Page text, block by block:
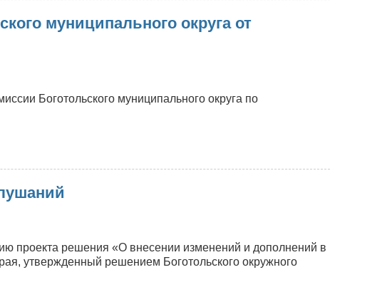
муниципального округа от
Боготольского муниципального округа по
проекта решения «О внесении изменений и дополнений в
утвержденный решением Боготольского окружного